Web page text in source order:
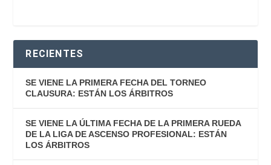
RECIENTES
SE VIENE LA PRIMERA FECHA DEL TORNEO
CLAUSURA: ESTÁN LOS ÁRBITROS
SE VIENE LA ÚLTIMA FECHA DE LA PRIMERA RUEDA
DE LA LIGA DE ASCENSO PROFESIONAL: ESTÁN
LOS ÁRBITROS